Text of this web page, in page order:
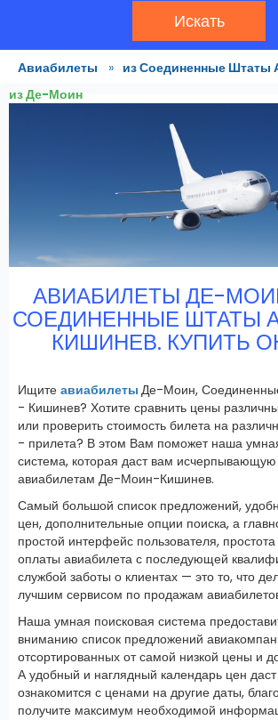
Искать
Авиабилеты » из Соединенные Штаты
из Де-Моин
АВИАБИЛЕТЫ ДЕ-
СОЕДИНЕННЫЕ ШТАТЫ
КИШИНЕВ. КУПИТЬ
Ищите авиабилеты Де-Моин,
- Кишинев? Хотите сравнить цены
или проверить стоимость билета на
- прилета? В этом Вам поможет наша
система, которая даст вам
авиабилетам Де-Моин-Кишинев.
Самый большой список предложений,
цен, дополнительные опции поиска, а
простой интерфейс пользователя,
оплаты авиабилета с последующей
службой заботы о клиентах — это то, что
лучшим сервисом по продажам
Наша умная поисковая система
вниманию список предложений
отсортированных от самой низкой цены и
А удобный и наглядный календарь цен
ознакомится с ценами на другие даты,
получите максимум необходимой